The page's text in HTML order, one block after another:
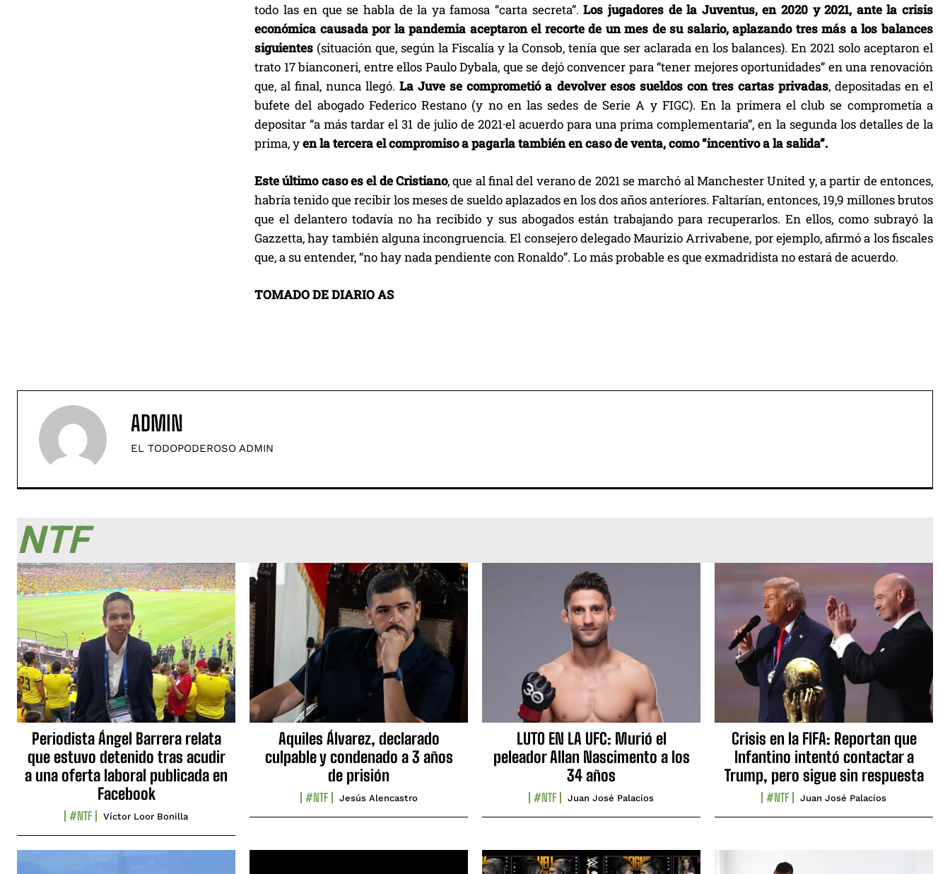
todo las en que se habla de la ya famosa “carta secreta”. Los jugadores de la Juventus, en 2020 y 2021, ante la crisis
económica causada por la pandemia aceptaron el recorte de un mes de su salario, aplazando tres más a los balances
siguientes (situación que, según la Fiscalía y la Consob, tenía que ser aclarada en los balances). En 2021 solo aceptaron el
trato 17 bianconeri, entre ellos Paulo Dybala, que se dejó convencer para “tener mejores oportunidades” en una renovación
que, al final, nunca llegó.La Juve se comprometió a devolver esos sueldos con tres cartas privadas, depositadas en el
bufete del abogado Federico Restano (y no en las sedes de Serie A y FIGC). En la primera el club se comprometía a
depositar “a más tardar el 31 de julio de 2021·el acuerdo para una prima complementaria”, en la segunda los detalles de la
prima, yen la tercera el compromiso a pagarla también en caso de venta, como “incentivo a la salida”.
Este último caso es el de Cristiano, que al final del verano de 2021 se marchó al Manchester United y, a partir de entonces,
habría tenido que recibir los meses de sueldo aplazados en los dos años anteriores. Faltarían, entonces, 19,9 millones brutos
que el delantero todavía no ha recibido y sus abogados están trabajando para recuperarlos. En ellos, como subrayó la
Gazzetta, hay también alguna incongruencia. El consejero delegado Maurizio Arrivabene, por ejemplo, afirmó a los fiscales
que, a su entender, “no hay nada pendiente con Ronaldo”. Lo más probable es que exmadridista no estará de acuerdo.
TOMADO DE DIARIO AS
ADMIN
EL TODOPODEROSO ADMIN
NTF
Periodista Ángel Barrera relata
que estuvo detenido tras acudir
a una oferta laboral publicada en
Facebook
#NTF Víctor Loor Bonilla
Aquiles Álvarez, declarado
culpable y condenado a 3 años
de prisión
#NTF Jesús Alencastro
LUTO EN LA UFC: Murió el
peleador Allan Nascimento a los
34 años
#NTF Juan José Palacios
Crisis en la FIFA: Reportan que
Infantino intentó contactar a
Trump, pero sigue sin respuesta
#NTF Juan José Palacios